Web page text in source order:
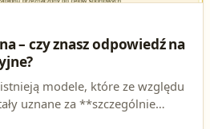
– czy znasz odpowiedź na
modele, które ze względu
uznane za **szczególnie